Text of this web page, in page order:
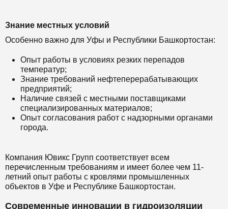
Знание местных условий
Особенно важно для Уфы и Республики Башкортостан:
Опыт работы в условиях резких перепадов
температур;
Знание требований нефтеперерабатывающих
предприятий;
Наличие связей с местными поставщиками
специализированных материалов;
Опыт согласования работ с надзорными органами
города.
Компания Ювикс Групп соответствует всем
перечисленным требованиям и имеет более чем 11-
летний опыт работы с кровлями промышленных
объектов в Уфе и Республике Башкортостан.
Современные инновации в гидроизоляции